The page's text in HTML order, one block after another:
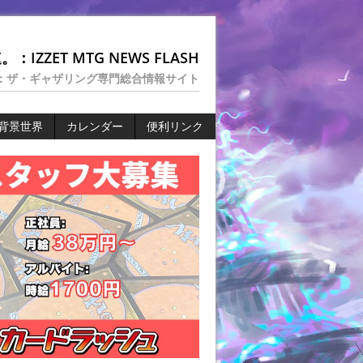
：IZZET MTG NEWS FLASH
ザ・ギャザリング専門総合情報サイト
景世界 カレンダー 便利リンク